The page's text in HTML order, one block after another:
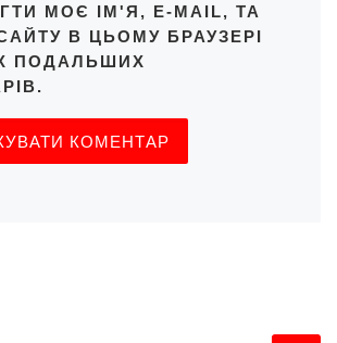
МОЄ ІМ'Я, E-MAIL, ТА
В ЦЬОМУ БРАУЗЕРІ
ПОДАЛЬШИХ